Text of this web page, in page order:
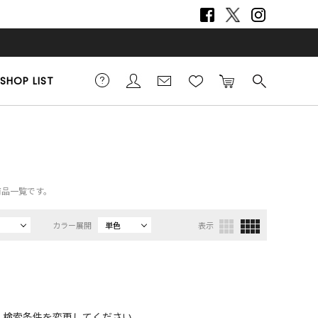
SHOP LIST
一覧です。
カラー展開 単色 表示